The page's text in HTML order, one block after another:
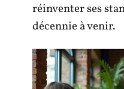
réinventer ses
décennie à venir.